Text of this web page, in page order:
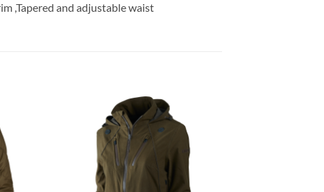
,Tapered and adjustable waist
aan
Toevoegen
aan
verlanglijst